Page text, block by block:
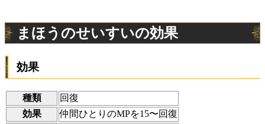
まほうのせいすいの効果
効果
種類
回復
効果
仲間ひとりのMPを15〜回復